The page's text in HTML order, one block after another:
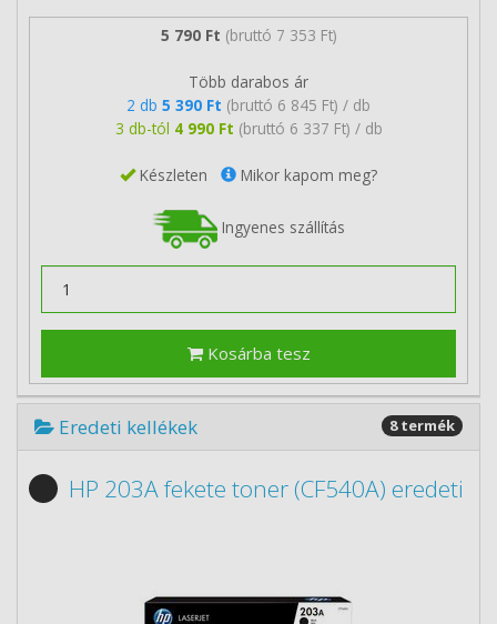
5 790 Ft (bruttó 7 353 Ft)
Több darabos ár
2 db 5 390 Ft (bruttó 6 845 Ft) / db
3 db-tól 4 990 Ft (bruttó 6 337 Ft) / db
Készleten Mikor kapom meg?
Ingyenes szállítás
Kosárba tesz
Eredeti kellékek 8 termék
HP 203A fekete toner (CF540A) eredeti